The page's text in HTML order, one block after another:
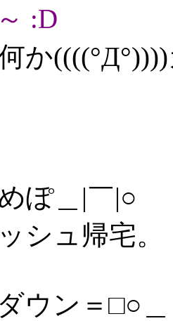
:D
か
ぽ＿|￣|○
シュ帰宅。
ウン＝□○＿